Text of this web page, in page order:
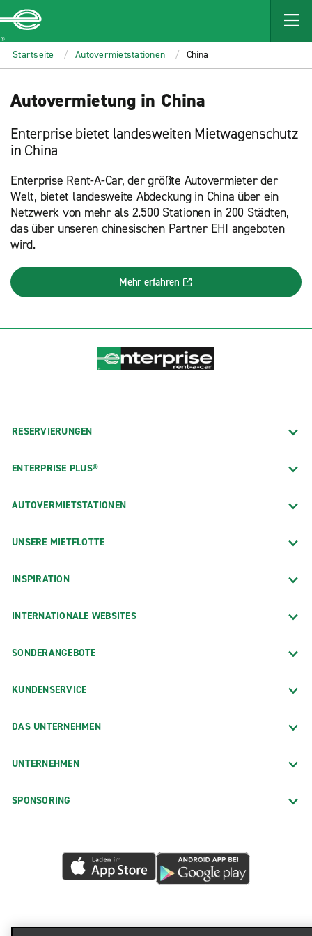
MAIN
CONTENT
Enterprise
Startseite Autovermietstationen China
Autovermietung in China
Enterprise bietet landesweiten Mietwagenschutz
in China
Enterprise Rent-A-Car, der größte Autovermieter der
Welt, bietet landesweite Abdeckung in China über ein
Netzwerk von mehr als 2.500 Stationen in 200 Städten,
das über unseren chinesischen Partner EHI angeboten
wird.
Mehr erfahren
RESERVIERUNGEN
ENTERPRISE PLUS®
AUTOVERMIETSTATIONEN
UNSERE MIETFLOTTE
INSPIRATION
INTERNATIONALE WEBSITES
SONDERANGEBOTE
KUNDENSERVICE
DAS UNTERNEHMEN
UNTERNEHMEN
SPONSORING